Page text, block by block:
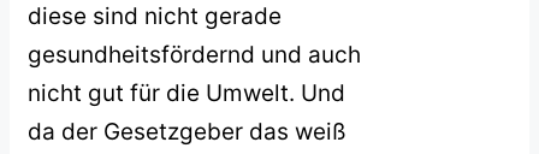
diese sind nicht gerade
gesundheitsfördernd und auch
nicht gut für die Umwelt. Und
da der Gesetzgeber das weiß